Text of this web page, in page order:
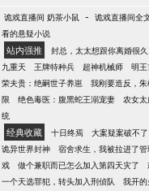
家庭关系
作战。” “
骨，抬头
豹，用我
诡戏直播间 奶茶小鼠 - 诡戏直播间全
看的悬疑小说
站内强推 封总，太太想跟你离婚很
九重天
王牌特种兵 超神机械师 明
荣夫贵：绝嗣世子养崽
我刚要造反，
限
绝色毒医：腹黑蛇王溺宠妻 农女太
统
经典收藏 十日终焉 大案疑案破不
诡异世界封神
宿舍求生，我被拉进了
戏
做个兼职而已怎么加入第四天灾了
一个天选罪犯，转头加入刑侦队
我开